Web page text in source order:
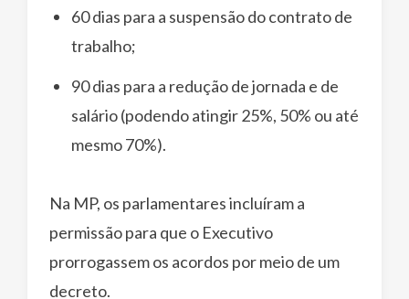
60 dias para a suspensão do contrato de
trabalho;
90 dias para a redução de jornada e de
salário (podendo atingir 25%, 50% ou até
mesmo 70%).
Na MP, os parlamentares incluíram a
permissão para que o Executivo
prorrogassem os acordos por meio de um
decreto.